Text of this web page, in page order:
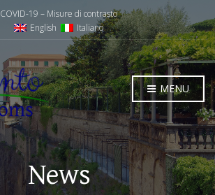
COVID-19 – Misure di contrasto
English
Italiano
MENU
News